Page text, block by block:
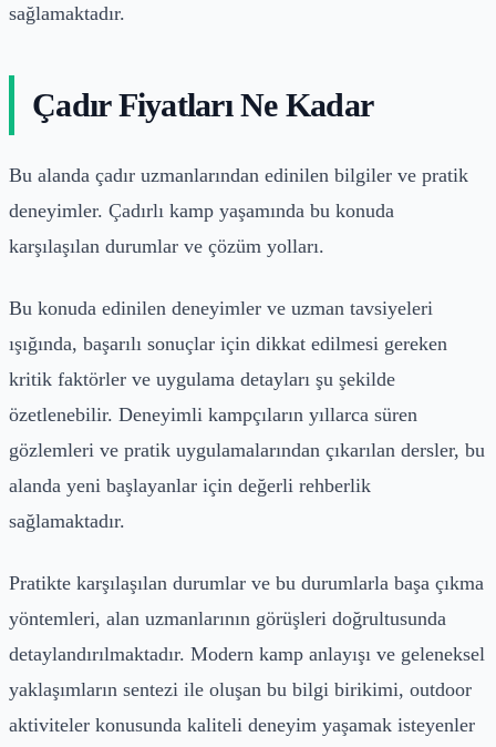
sağlamaktadır.
Çadır Fiyatları Ne Kadar
Bu alanda çadır uzmanlarından edinilen bilgiler ve pratik
deneyimler. Çadırlı kamp yaşamında bu konuda
karşılaşılan durumlar ve çözüm yolları.
Bu konuda edinilen deneyimler ve uzman tavsiyeleri
ışığında, başarılı sonuçlar için dikkat edilmesi gereken
kritik faktörler ve uygulama detayları şu şekilde
özetlenebilir. Deneyimli kampçıların yıllarca süren
gözlemleri ve pratik uygulamalarından çıkarılan dersler, bu
alanda yeni başlayanlar için değerli rehberlik
sağlamaktadır.
Pratikte karşılaşılan durumlar ve bu durumlarla başa çıkma
yöntemleri, alan uzmanlarının görüşleri doğrultusunda
detaylandırılmaktadır. Modern kamp anlayışı ve geleneksel
yaklaşımların sentezi ile oluşan bu bilgi birikimi, outdoor
aktiviteler konusunda kaliteli deneyim yaşamak isteyenler